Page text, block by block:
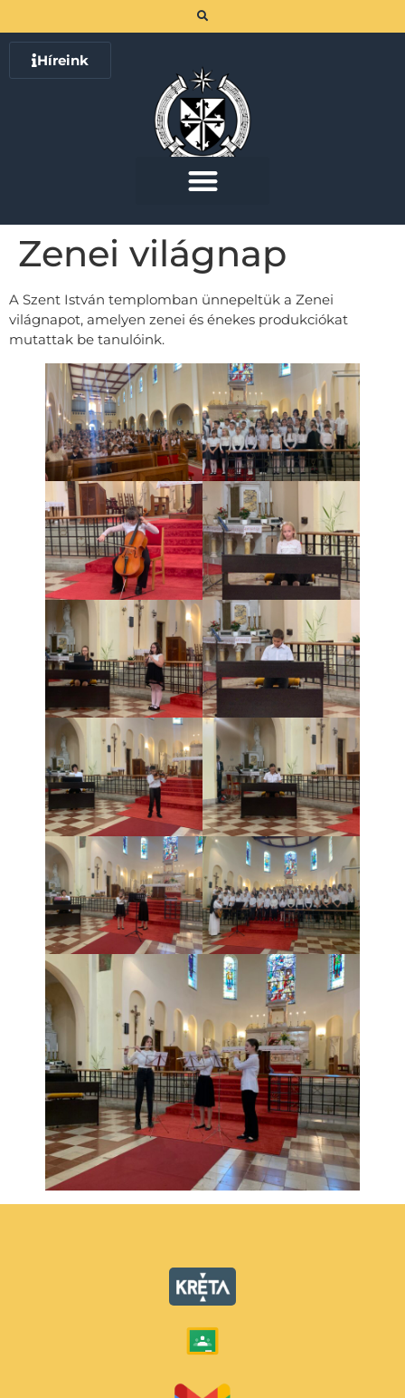
Híreink
Zenei világnap
A Szent István templomban ünnepeltük a Zenei
világnapot, amelyen zenei és énekes produkciókat
mutattak be tanulóink.